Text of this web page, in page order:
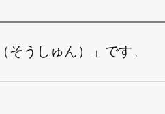
うしゅん）」です。